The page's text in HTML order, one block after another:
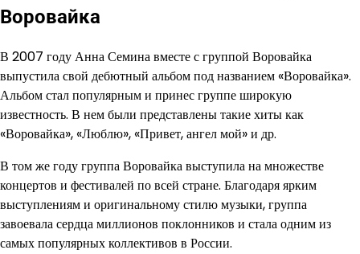
Воровайка
В 2007 году Анна Семина вместе с группой Воровайка
выпустила свой дебютный альбом под названием «Воровайка».
Альбом стал популярным и принес группе широкую
известность. В нем были представлены такие хиты как
«Воровайка», «Люблю», «Привет, ангел мой» и др.
В том же году группа Воровайка выступила на множестве
концертов и фестивалей по всей стране. Благодаря ярким
выступлениям и оригинальному стилю музыки, группа
завоевала сердца миллионов поклонников и стала одним из
самых популярных коллективов в России.